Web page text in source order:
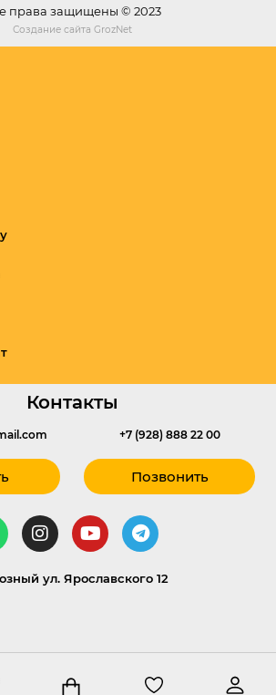
права защищены © 2023
Создание сайта GrozNet
Контакты
+7 (928) 888 22 00
Позвонить
ул. Ярославского 12